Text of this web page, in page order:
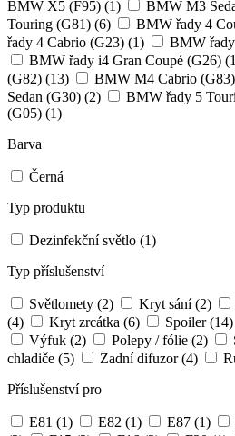
BMW X5 (F95) (1) BMW M3
Touring (G81) (6) BMW řady 4
řady 4 Cabrio (G23) (1) BMW
BMW řady i4 Gran Coupé (G26)
(G82) (13) BMW M4 Cabrio (G83)
Sedan (G30) (2) BMW řady 5
(G05) (1)
Barva
Černá
Typ produktu
Dezinfekční světlo (1)
Typ příslušenství
Světlomety (2) Kryt sání(2)
(4)
Kryt zrcátka (6) Spoiler(14)
Výfuk (2) Polepy / fólie (2)
chladiče (5) Zadní difuzor(4)
Příslušenství pro
E81 (1) E82 (1) E87 (1)